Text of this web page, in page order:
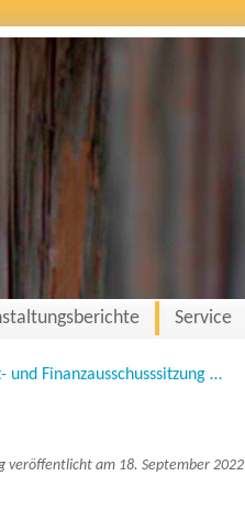
Service
Haupt- und Finanzausschusssitzung am 20.09.2022
veröffentlicht am 18. September 2022